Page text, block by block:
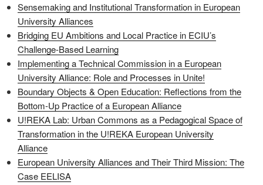
Sensemaking and Institutional Transformation in European
University Alliances
Bridging EU Ambitions and Local Practice in ECIU’s
Challenge-Based Learning
Implementing a Technical Commission in a European
University Alliance: Role and Processes in Unite!
Boundary Objects & Open Education: Reflections from the
Bottom-Up Practice of a European Alliance
U!REKA Lab: Urban Commons as a Pedagogical Space of
Transformation in the U!REKA European University
Alliance
European University Alliances and Their Third Mission: The
Case EELISA